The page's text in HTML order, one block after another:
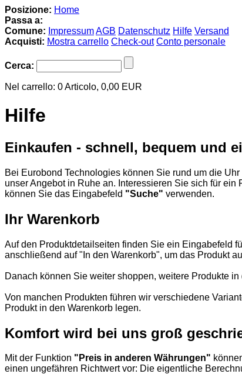
Posizione: Home
Passa a:
Comune: ImpressumAGB Datenschutz Hilfe Versand
Acquisti: Mostra carrello Check-out Conto personale
Cerca:
Nel carrello: 0Articolo, 0,00 EUR
Hilfe
Einkaufen - schnell, bequem und
Bei Eurobond Technologies können Sie rund um die
unser Angebot in Ruhe an. Interessieren Sie sich für
können Sie das Eingabefeld "Suche" verwenden.
Ihr Warenkorb
Auf den Produktdetailseiten finden Sie ein Eingabefeld
anschließend auf "In den Warenkorb", um das Produkt
Danach können Sie weiter shoppen, weitere Produkte
Von manchen Produkten führen wir verschiedene
Produkt in den Warenkorb legen.
Komfort wird bei uns groß
Mit der Funktion "Preis in anderen Währungen"
einen ungefähren Richtwert vor: Die eigentliche